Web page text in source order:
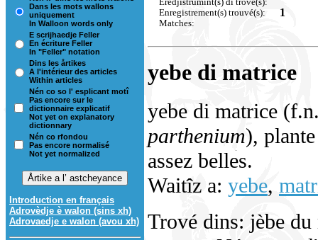
Dans les mots wallons
uniquement
In Walloon words only
E scrijhaedje Feller
En écriture Feller
In "Feller" notation
Dins les årtikes
A l'intérieur des articles
Within articles
Nén co so l' esplicant motî
Pas encore sur le
dictionnaire explicatif
Not yet on explanatory
dictionnary
Nén co rfondou
Pas encore normalisé
Not yet normalized
Introduction en français
Adrovèdje è walon (sins xh)
Adrovaedje e walon (avou xh)
Enregistrement(s) trouvé(s):
Matches:
1
yebe di matrice
yebe di matrice
parthenium),
assez belles.
Waitîz a: yebe,
Trové dins: jèbe